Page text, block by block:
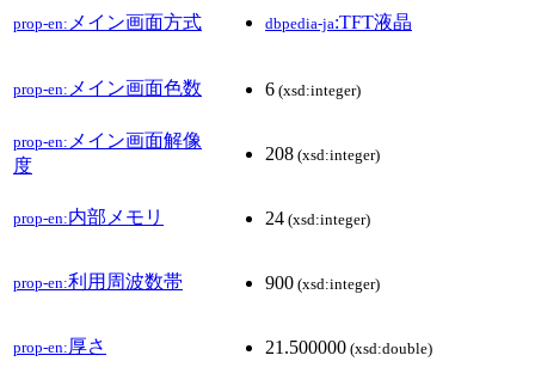
prop-en: メイン画面方式 dbpedia-ja:TFT液晶
prop-en: メイン画面色数 6 (xsd:integer)
prop-en: メイン画面解像
度
208 (xsd:integer)
prop-en:内部メモリ 24 (xsd:integer)
prop-en:利用周波数帯 900 (xsd:integer)
prop-en: 厚さ 21.500000 (xsd:double)